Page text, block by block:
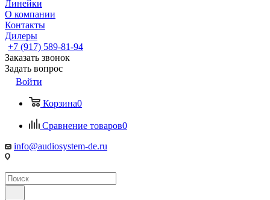
Линейки
О компании
Контакты
Дилеры
+7 (917) 589-81-94
Заказать звонок
Задать вопрос
Войти
Корзина0
Сравнение товаров0
info@audiosystem-de.ru